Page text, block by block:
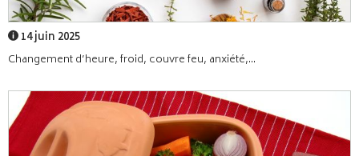
14 juin 2025
Changement d’heure, froid, couvre feu, anxiété,...